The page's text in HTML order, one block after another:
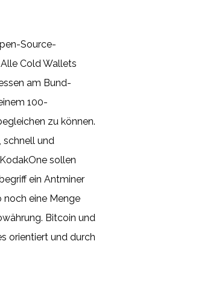
Source-
Cold Wallets
am Bund-
100-
zu können.
schnell und
sollen
ein Antminer
noch eine Menge
Bitcoin und
orientiert und durch